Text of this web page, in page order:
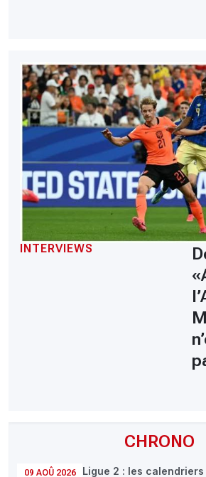
CHRONO
09 AOÛ 2026 Ligue 2 : les
INTERVIEWS